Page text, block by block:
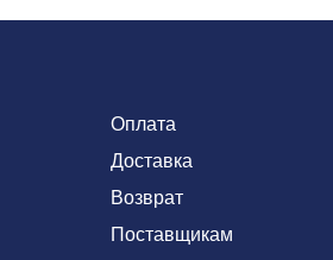
Оплата
Доставка
Возврат
Поставщикам